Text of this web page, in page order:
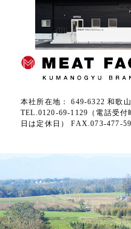
本社所在地： 649-6322 和歌
TEL.0120-69-1129（電話受
日は定休日） FAX.073-477-